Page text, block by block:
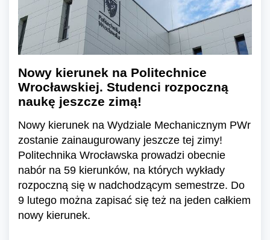
Nowy kierunek na Politechnice
Wrocławskiej. Studenci rozpoczną
naukę jeszcze zimą!
Nowy kierunek na Wydziale Mechanicznym PWr
zostanie zainaugurowany jeszcze tej zimy!
Politechnika Wrocławska prowadzi obecnie
nabór na 59 kierunków, na których wykłady
rozpoczną się w nadchodzącym semestrze. Do
9 lutego można zapisać się też na jeden całkiem
nowy kierunek.